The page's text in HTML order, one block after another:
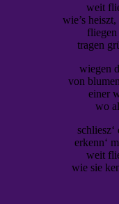
weit
wie’s
fliegen
tragen
wiegen
von
einer
wo
erkenn‘
weit
wie sie